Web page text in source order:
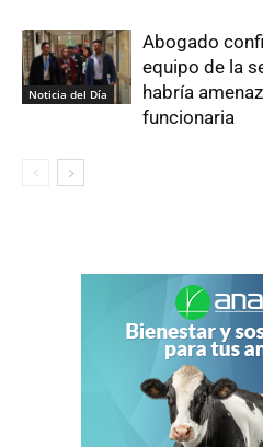
Noticia del Día
Abogado
equipo de la
habría
funcionaria